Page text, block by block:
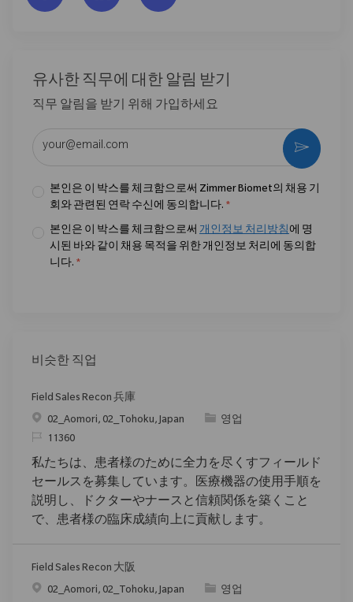
유사한 직무에 대한 알림 받기
직무 알림을 받기 위해 가입하세요
본인은 이 박스를 체크함으로써 Zimmer Biomet의 채용 기
회와 관련된 연락 수신에 동의합니다. *
본인은 이 박스를 체크함으로써 개인정보 처리방침 에 명
시된 바와 같이 채용 목적을 위한 개인정보 처리에 동의합
니다. *
활성화
비슷한 직업
Field Sales Recon 兵庫
위치02_Aomori, 02_Tohoku, Japan 범주영업
ReqId11360
私たちは、患者様のために全力を尽くすフィールド
セールスを募集しています。医療機器の使用手順を
説明し、ドクターやナースと信頼関係を築くこと
で、患者様の臨床成績向上に貢献します。
Field Sales Recon 大阪
위치02_Aomori, 02_Tohoku, Japan 범주영업